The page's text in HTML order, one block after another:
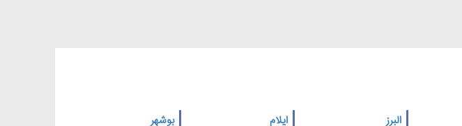
البرز ایلام
بوشهر